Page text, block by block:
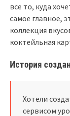
все то, куда
самое главное,
коллекция
коктейльная
История
Хотели
сервисом